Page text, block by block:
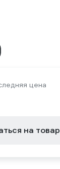
цена
на товар